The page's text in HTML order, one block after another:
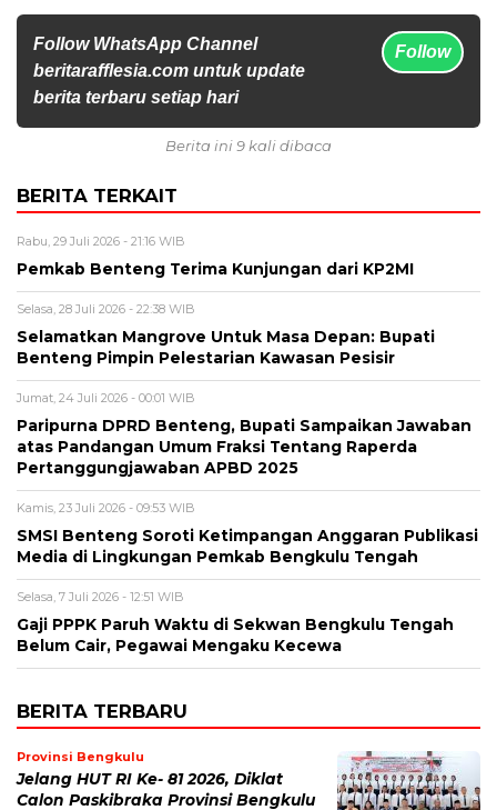
Follow WhatsApp Channel
beritarafflesia.com untuk update
berita terbaru setiap hari
Follow
Berita ini 9 kali dibaca
BERITA TERKAIT
Rabu, 29 Juli 2026 - 21:16 WIB
Pemkab Benteng Terima Kunjungan dari KP2MI
Selasa, 28 Juli 2026 - 22:38 WIB
Selamatkan Mangrove Untuk Masa Depan: Bupati
Benteng Pimpin Pelestarian Kawasan Pesisir
Jumat, 24 Juli 2026 - 00:01 WIB
Paripurna DPRD Benteng, Bupati Sampaikan Jawaban
atas Pandangan Umum Fraksi Tentang Raperda
Pertanggungjawaban APBD 2025
Kamis, 23 Juli 2026 - 09:53 WIB
SMSI Benteng Soroti Ketimpangan Anggaran Publikasi
Media di Lingkungan Pemkab Bengkulu Tengah
Selasa, 7 Juli 2026 - 12:51 WIB
Gaji PPPK Paruh Waktu di Sekwan Bengkulu Tengah
Belum Cair, Pegawai Mengaku Kecewa
BERITA TERBARU
Provinsi Bengkulu
Jelang HUT RI Ke- 81 2026, Diklat
Calon Paskibraka Provinsi Bengkulu